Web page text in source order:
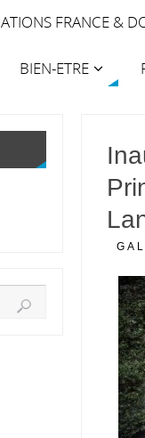
FRANCE &
BIEN-ETRE